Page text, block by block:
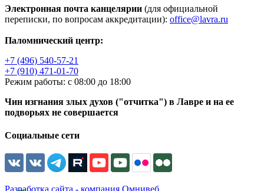
Электронная почта канцелярии (для официальной
переписки, по вопросам аккредитации): office@lavra.ru
Паломнический центр:
+7 (496) 540-57-21
+7 (910) 471-01-70
Режим работы: с 08:00 до 18:00
Чин изгнания злых духов ("отчитка") в Лавре и на ее
подворьях не совершается
Социальные сети